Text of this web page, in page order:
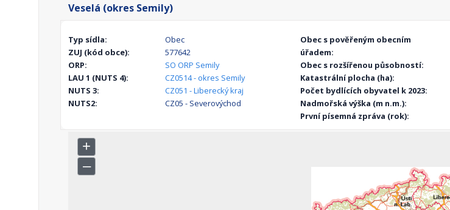
Veselá (okres Semily)
Typ sídla:
Obec
ZUJ (kód obce):
577642
ORP:
SO ORP Semily
LAU 1 (NUTS 4):
CZ0514 - okres Semily
NUTS 3:
CZ051 - Liberecký kraj
NUTS2:
CZ05 - Severovýchod
Obec s pověřeným obecním
úřadem:
Obec s rozšířenou působností:
Katastrální plocha (ha):
Počet bydlících obyvatel k 2023:
Nadmořská výška (m n.m.):
První písemná zpráva (rok):